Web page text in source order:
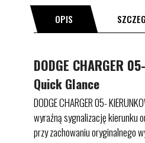
OPIS
DODGE CHARGER
Quick Glance
DODGE CHARGER 05-
wyraźną sygnalizację kierunku
przy zachowaniu oryginalnego